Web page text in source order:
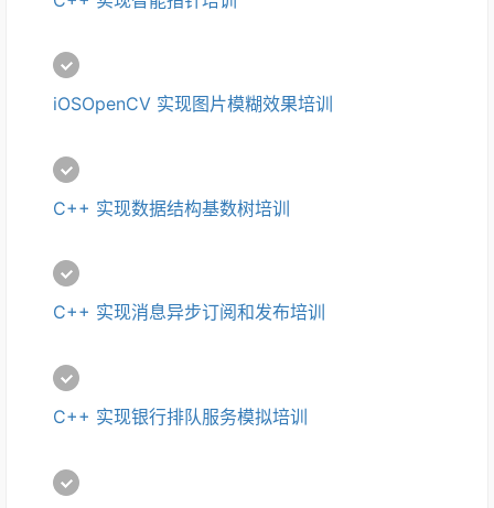
iOSOpenCV 实现图片模糊效果培训
C++ 实现数据结构基数树培训
C++ 实现消息异步订阅和发布培训
C++ 实现银行排队服务模拟培训